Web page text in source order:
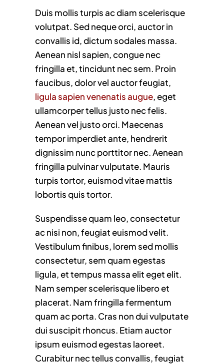
Duis mollis turpis ac diam scelerisque
volutpat. Sed neque orci, auctor in
convallis id, dictum sodales massa.
Aenean nisl sapien, congue nec
fringilla et, tincidunt nec sem. Proin
faucibus, dolor vel auctor feugiat,
ligula sapien venenatis augue, eget
ullamcorper tellus justo nec felis.
Aenean vel justo orci. Maecenas
tempor imperdiet ante, hendrerit
dignissim nunc porttitor nec. Aenean
fringilla pulvinar vulputate. Mauris
turpis tortor, euismod vitae mattis
lobortis quis tortor.
Suspendisse quam leo, consectetur
ac nisi non, feugiat euismod velit.
Vestibulum finibus, lorem sed mollis
consectetur, sem quam egestas
ligula, et tempus massa elit eget elit.
Nam semper scelerisque libero et
placerat. Nam fringilla fermentum
quam ac porta. Cras non dui vulputate
dui suscipit rhoncus. Etiam auctor
ipsum euismod egestas laoreet.
Curabitur nec tellus convallis, feugiat